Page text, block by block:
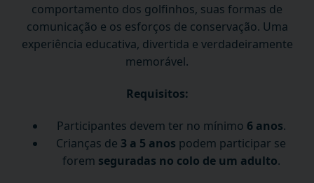
comportamento dos golfinhos, suas formas de
comunicação e os esforços de conservação. Uma
experiência educativa, divertida e verdadeiramente
memorável.
Requisitos:
Participantes devem ter no mínimo 6 anos.
Crianças de 3 a 5 anos podem participar se
forem seguradas no colo de um adulto.